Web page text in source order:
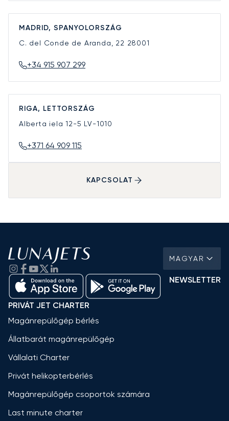
MADRID, SPANYOLORSZÁG
C. del Conde de Aranda, 22 28001
+34 915 907 299
RIGA, LETTORSZÁG
Alberta iela 12-5 LV-1010
+371 64 909 115
KAPCSOLAT
MAGYAR
NEWSLETTER
PRIVÁT JET CHARTER
Magánrepülőgép bérlés
Állatbarát magánrepülőgép
Vállalati Charter
Privát helikopterbérlés
Magánrepülőgép csoportok számára
Last minute charter